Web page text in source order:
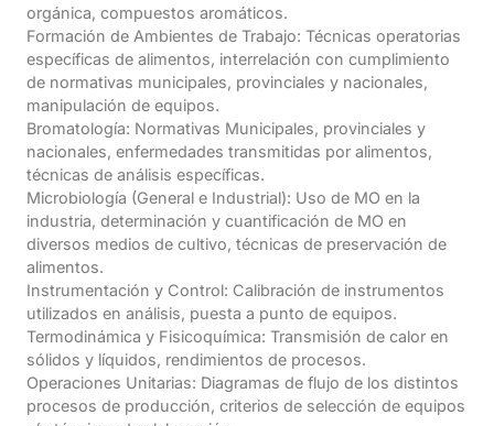
orgánica, compuestos aromáticos.
Formación de Ambientes de Trabajo: Técnicas operatorias
específicas de alimentos, interrelación con cumplimiento
de normativas municipales, provinciales y nacionales,
manipulación de equipos.
Bromatología: Normativas Municipales, provinciales y
nacionales, enfermedades transmitidas por alimentos,
técnicas de análisis específicas.
Microbiología (General e Industrial): Uso de MO en la
industria, determinación y cuantificación de MO en
diversos medios de cultivo, técnicas de preservación de
alimentos.
Instrumentación y Control: Calibración de instrumentos
utilizados en análisis, puesta a punto de equipos.
Termodinámica y Fisicoquímica: Transmisión de calor en
sólidos y líquidos, rendimientos de procesos.
Operaciones Unitarias: Diagramas de flujo de los distintos
procesos de producción, criterios de selección de equipos